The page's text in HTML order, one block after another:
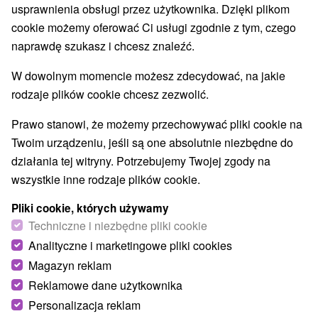
Wybierz lokalizację lub datę
w spa(188) w Tatrach(89) Pokaż wszystko
WSZYSTKO TOP - BESTSELLERY NAJTAŃSZE
zobacz poprzedni
usprawnienia obsługi przez użytkownika. Dzięki plikom
cookie możemy oferować Ci usługi zgodnie z tym, czego
naprawdę szukasz i chcesz znaleźć.
W dowolnym momencie możesz zdecydować, na jakie
rodzaje plików cookie chcesz zezwolić.
Prawo stanowi, że możemy przechowywać pliki cookie na
Twoim urządzeniu, jeśli są one absolutnie niezbędne do
działania tej witryny. Potrzebujemy Twojej zgody na
wszystkie inne rodzaje plików cookie.
Pliki cookie, których używamy
Techniczne i niezbędne pliki cookie
Analityczne i marketingowe pliki cookies
Magazyn reklam
Reklamowe dane użytkownika
Personalizacja reklam